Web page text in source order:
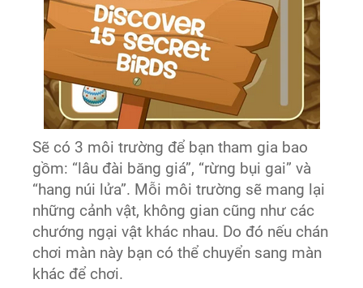
Sẽ có 3 môi trường để bạn tham gia bao
gồm: “lâu đài băng giá”, “rừng bụi gai” và
“hang núi lửa”. Mỗi môi trường sẽ mang lại
những cảnh vật, không gian cũng như các
chướng ngại vật khác nhau. Do đó nếu chán
chơi màn này bạn có thể chuyển sang màn
khác để chơi.